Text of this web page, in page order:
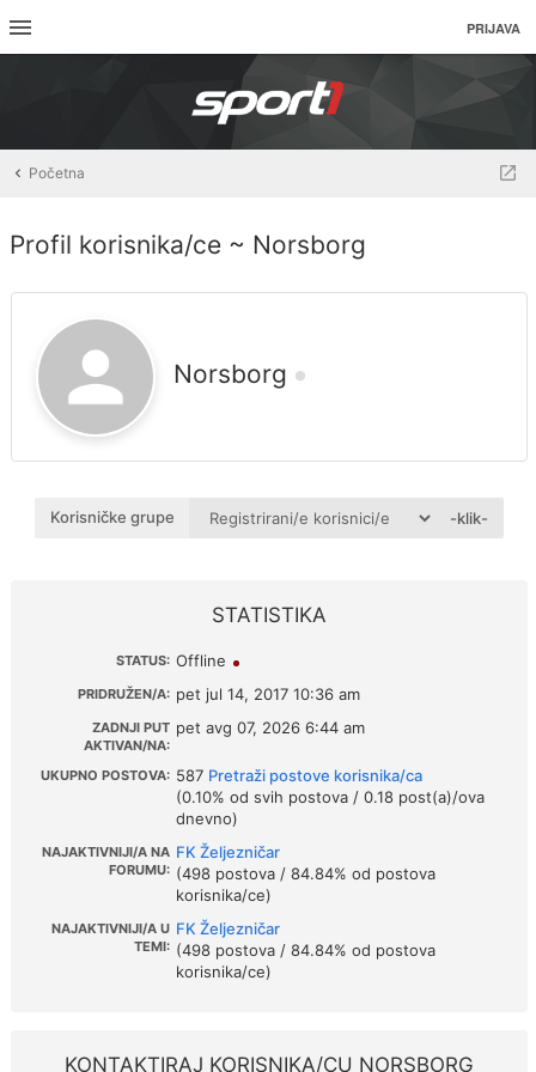
PRIJAVA
Početna
Profil korisnika/ce ~ Norsborg
Norsborg
Korisničke grupe -klik-
STATISTIKA
STATUS: Offline
PRIDRUŽEN/A: pet jul 14, 2017 10:36 am
ZADNJI PUT
AKTIVAN/NA:
pet avg 07, 2026 6:44 am
UKUPNO POSTOVA: 587 Pretraži postove korisnika/ca
(0.10% od svih postova / 0.18 post(a)/ova
dnevno)
NAJAKTIVNIJI/A NA
FORUMU:
FK Željezničar
(498 postova / 84.84% od postova
korisnika/ce)
NAJAKTIVNIJI/A U
TEMI:
FK Željezničar
(498 postova / 84.84% od postova
korisnika/ce)
KONTAKTIRAJ KORISNIKA/CU NORSBORG